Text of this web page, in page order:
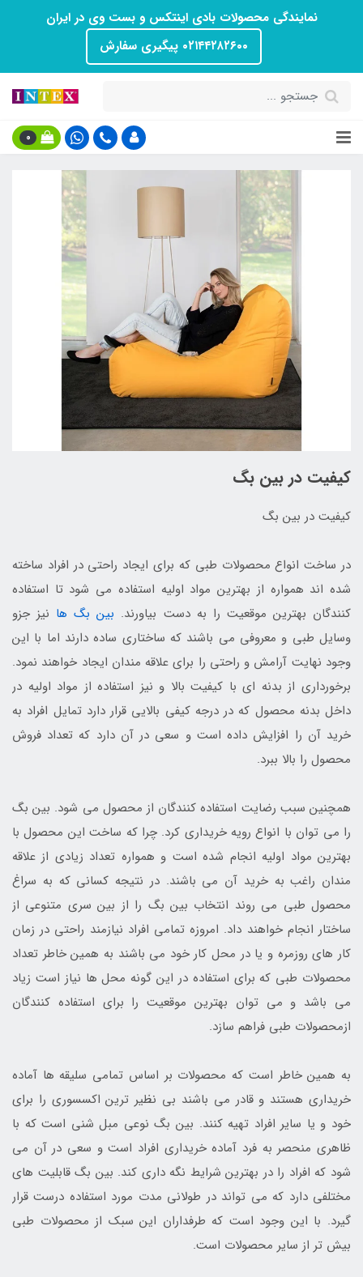
نمایندگی محصولات بادی اینتکس و بست وی در ایران
۰۲۱۴۴۲۸۲۶۰۰ پیگیری سفارش
0
کیفیت در بین بگ
کیفیت در بین بگ
در ساخت انواع محصولات طبی که برای ایجاد راحتی در افراد ساخته
شده اند همواره از بهترین مواد اولیه استفاده می شود تا استفاده
کنندگان بهترین موقعیت را به دست بیاورند. بین بگ ها نیز جزو
وسایل طبی و معروفی می باشند که ساختاری ساده دارند اما با این
وجود نهایت آرامش و راحتی را برای علاقه مندان ایجاد خواهند نمود.
برخورداری از بدنه ای با کیفیت بالا و نیز استفاده از مواد اولیه در
داخل بدنه محصول که در درجه کیفی بالایی قرار دارد تمایل افراد به
خرید آن را افزایش داده است و سعی در آن دارد که تعداد فروش
محصول را بالا ببرد.
همچنین سبب رضایت استفاده کنندگان از محصول می شود. بین بگ
را می توان با انواع رویه خریداری کرد. چرا که ساخت این محصول با
بهترین مواد اولیه انجام شده است و همواره تعداد زیادی از علاقه
مندان راغب به خرید آن می باشند. در نتیجه کسانی که به سراغ
محصول طبی می روند انتخاب بین بگ را از بین سری متنوعی از
ساختار انجام خواهند داد. امروزه تمامی افراد نیازمند راحتی در زمان
کار های روزمره و یا در محل کار خود می باشند به همین خاطر تعداد
محصولات طبی که برای استفاده در این گونه محل ها نیاز است زیاد
می باشد و می توان بهترین موقعیت را برای استفاده کنندگان
ازمحصولات طبی فراهم سازد.
به همین خاطر است که محصولات بر اساس تمامی سلیقه ها آماده
خریداری هستند و قادر می باشند بی نظیر ترین اکسسوری را برای
خود و یا سایر افراد تهیه کنند. بین بگ نوعی مبل شنی است که با
ظاهری منحصر به فرد آماده خریداری افراد است و سعی در آن می
شود که افراد را در بهترین شرایط نگه داری کند. بین بگ قابلیت های
مختلفی دارد که می تواند در طولانی مدت مورد استفاده درست قرار
گیرد. با این وجود است که طرفداران این سبک از محصولات طبی
بیش تر از سایر محصولات است.